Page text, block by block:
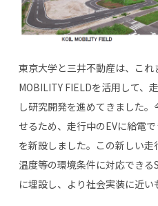
東京大学と三井不動産は、これ
MOBILITY FIELDを活用して、
し研究開発を進めてきました
せるため、走行中のEVに給電
を新設しました。この新しい
温度等の環境条件に対応できる
に埋設し、より社会実装に近い